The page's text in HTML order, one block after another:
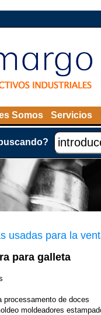
Somos Servicios
usadas para la
para galleta
processamento de doces
moldeadores